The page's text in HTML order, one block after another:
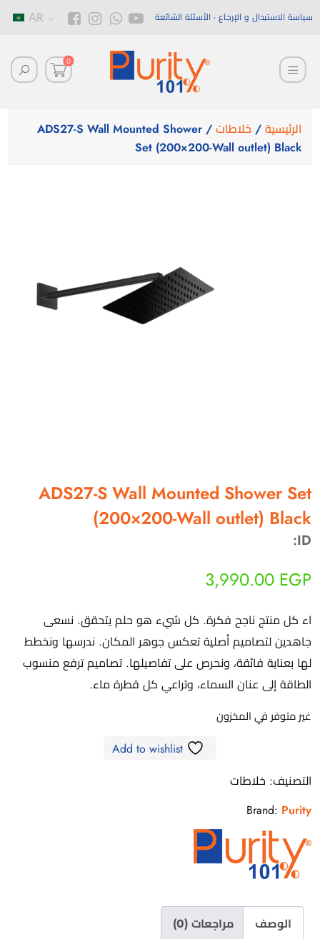
AR سياسة الاستبدال و الإرجاع الأسئلة الشائعة
0
الرئيسية / خلاطات
/ ADS27-S Wall Mounted Shower
Set (200×200-Wall outlet) Black
ADS27-S Wall Mounted Shower Set
(200×200-Wall outlet) Black
ID:
3,990.00 EGP
اء كل منتج ناجح فكرة. كل شيء هو حلم يتحقق. نسعى
جاهدين لتصاميم أصلية تعكس جوهر المكان. ندرسها ونخطط
لها بعناية فائقة، ونحرص على تفاصيلها. تصاميم ترفع منسوب
الطاقة إلى عنان السماء، وتراعي كل قطرة ماء.
غير متوفر في المخزون
Add to wishlist
التصنيف: خلاطات
Brand: Purity
الوصف مراجعات (0)
ارسل رسالة
محتاج فني تركيب